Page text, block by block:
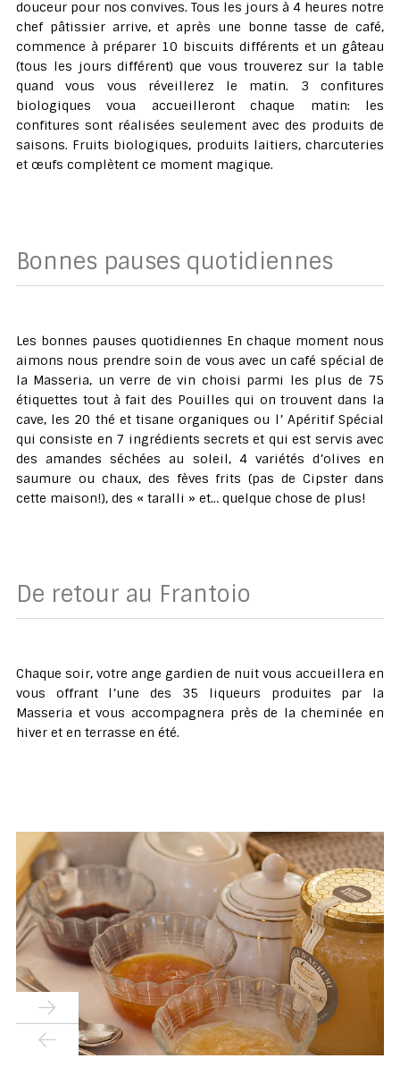
douceur pour nos convives. Tous les jours à 4 heures notre
chef pâtissier arrive, et après une bonne tasse de café,
commence à préparer 10 biscuits différents et un gâteau
(tous les jours différent) que vous trouverez sur la table
quand vous vous réveillerez le matin. 3 confitures
biologiques voua accueilleront chaque matin: les
confitures sont réalisées seulement avec des produits de
saisons. Fruits biologiques, produits laitiers, charcuteries
et œufs complètent ce moment magique.
Bonnes pauses quotidiennes
Les bonnes pauses quotidiennes En chaque moment nous
aimons nous prendre soin de vous avec un café spécial de
la Masseria, un verre de vin choisi parmi les plus de 75
étiquettes tout à fait des Pouilles qui on trouvent dans la
cave, les 20 thé et tisane organiques ou l’ Apéritif Spécial
qui consiste en 7 ingrédients secrets et qui est servis avec
des amandes séchées au soleil, 4 variétés d’olives en
saumure ou chaux, des fèves frits (pas de Cipster dans
cette maison!), des « taralli » et… quelque chose de plus!
De retour au Frantoio
Chaque soir, votre ange gardien de nuit vous accueillera en
vous offrant l’une des 35 liqueurs produites par la
Masseria et vous accompagnera près de la cheminée en
hiver et en terrasse en été.